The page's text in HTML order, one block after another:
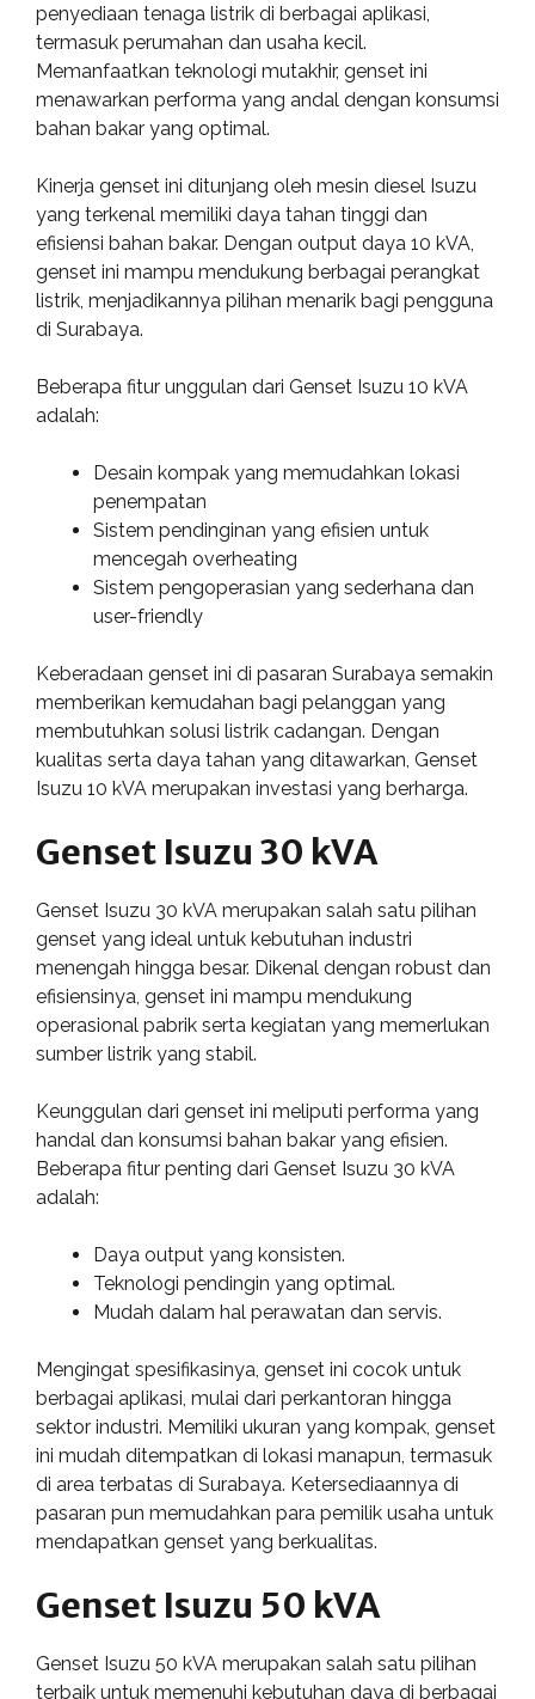
penyediaan tenaga listrik di berbagai aplikasi,
termasuk perumahan dan usaha kecil.
Memanfaatkan teknologi mutakhir, genset ini
menawarkan performa yang andal dengan konsumsi
bahan bakar yang optimal.
Kinerja genset ini ditunjang oleh mesin diesel Isuzu
yang terkenal memiliki daya tahan tinggi dan
efisiensi bahan bakar. Dengan output daya 10 kVA,
genset ini mampu mendukung berbagai perangkat
listrik, menjadikannya pilihan menarik bagi pengguna
di Surabaya.
Beberapa fitur unggulan dari Genset Isuzu 10 kVA
adalah:
Desain kompak yang memudahkan lokasi
penempatan
Sistem pendinginan yang efisien untuk
mencegah overheating
Sistem pengoperasian yang sederhana dan
user-friendly
Keberadaan genset ini di pasaran Surabaya semakin
memberikan kemudahan bagi pelanggan yang
membutuhkan solusi listrik cadangan. Dengan
kualitas serta daya tahan yang ditawarkan, Genset
Isuzu 10 kVA merupakan investasi yang berharga.
Genset Isuzu 30 kVA
Genset Isuzu 30 kVA merupakan salah satu pilihan
genset yang ideal untuk kebutuhan industri
menengah hingga besar. Dikenal dengan robust dan
efisiensinya, genset ini mampu mendukung
operasional pabrik serta kegiatan yang memerlukan
sumber listrik yang stabil.
Keunggulan dari genset ini meliputi performa yang
handal dan konsumsi bahan bakar yang efisien.
Beberapa fitur penting dari Genset Isuzu 30 kVA
adalah:
Daya output yang konsisten.
Teknologi pendingin yang optimal.
Mudah dalam hal perawatan dan servis.
Mengingat spesifikasinya, genset ini cocok untuk
berbagai aplikasi, mulai dari perkantoran hingga
sektor industri. Memiliki ukuran yang kompak, genset
ini mudah ditempatkan di lokasi manapun, termasuk
di area terbatas di Surabaya. Ketersediaannya di
pasaran pun memudahkan para pemilik usaha untuk
mendapatkan genset yang berkualitas.
Genset Isuzu 50 kVA
Genset Isuzu 50 kVA merupakan salah satu pilihan
terbaik untuk memenuhi kebutuhan daya di berbagai